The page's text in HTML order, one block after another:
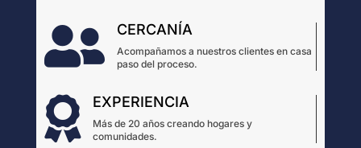
 CERCANÍA
Acompañamos a nuestros clientes en casa
paso del proceso.
 EXPERIENCIA
Más de 20 años creando hogares y
comunidades.